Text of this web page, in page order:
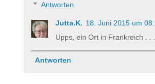
Antworten
Jutta.K. 18. Juni 2015 um
Upps, ein Ort in Frankreich .
Antworten